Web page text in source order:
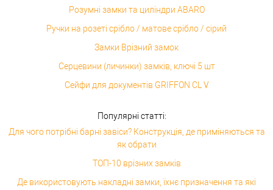
Розумні замки та циліндри ABARO
Ручки на розеті срібло / матове срібло / сірий
Замки Врізний замок
Серцевини (личинки) замків, ключі 5 шт
Сейфи для документів GRIFFON CL V
Популярні статті:
Для чого потрібні барні завіси? Конструкція, де приміняються та
як обрати
ТОП-10 врізних замків
Де використовують накладні замки, їхнє призначення та які